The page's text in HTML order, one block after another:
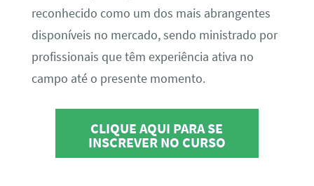
reconhecido como um dos mais abrangentes
disponíveis no mercado, sendo ministrado por
profissionais que têm experiência ativa no
campo até o presente momento.
CLIQUE AQUI PARA SE
INSCREVER NO CURSO